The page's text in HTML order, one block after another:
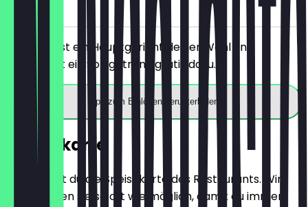
vor Ort
Du bestellst ein Hauptgericht deiner Wahl und
bekommst ein Softgetränk gratis dazu.
App zum Einlösen herunterladen
Speisekarte
Hier findest du die Speisekarte des Restaurants. Wir
aktualisieren sie so oft wie möglich, damit du immer